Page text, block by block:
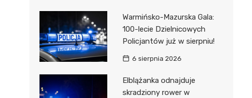
Warmińsko-Mazurska Gala:
100-lecie Dzielnicowych
Policjantów już w sierpniu!
6 sierpnia 2026
Elblążanka odnajduje
skradziony rower w